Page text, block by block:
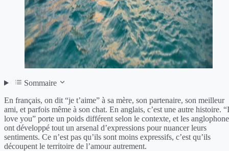
Sommaire
En français, on dit “je t’aime” à sa mère, son partenaire, son meilleur
ami, et parfois même à son chat. En anglais, c’est une autre histoire. “I
love you” porte un poids différent selon le contexte, et les
ont développé tout un arsenal d’expressions pour nuancer leurs
sentiments. Ce n’est pas qu’ils sont moins expressifs, c’est qu’ils
découpent le territoire de l’amour autrement.